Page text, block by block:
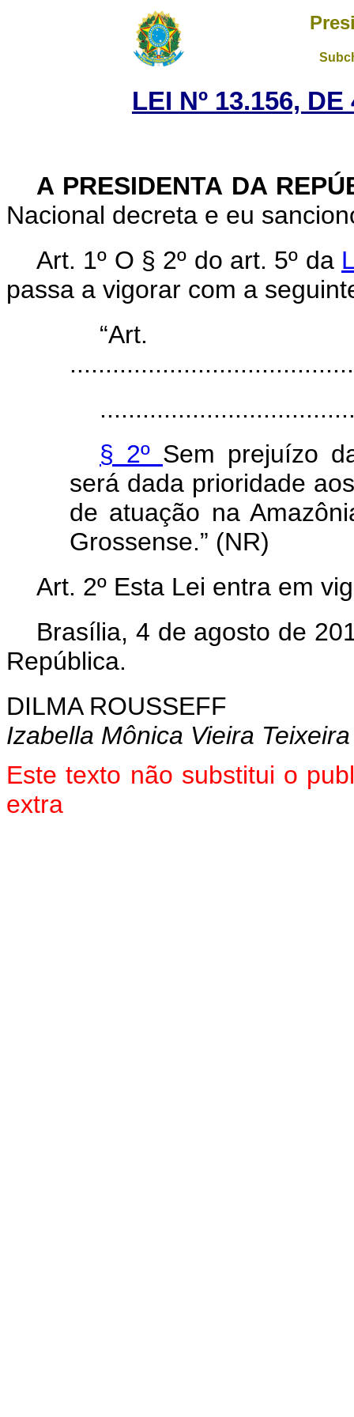
LEI Nº 13.156,
A PRESIDENTA DA
Nacional decreta e eu
Art. 1º O § 2º do art. 5º da
passa a vigorar com a
§ 2º Sem prejuízo
será dada prioridade
de atuação na
Grossense.” (NR)
Art. 2º Esta Lei entra em
Brasília, 4 de agosto de
República.
DILMA ROUSSEFF
Izabella Mônica Vieira Teixeira
Este texto não substitui o
extra